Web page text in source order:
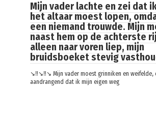
Mijn vader lachte en zei dat
het altaar moest lopen,
een niemand trouwde. Mijn
naast hem op de achterste
alleen naar voren liep, mijn
bruidsboeket stevig
↘️‼️↘️‼️↘️ Mijn vader moest grinniken en weifelde,
aandrangend dat ik mijn eigen weg